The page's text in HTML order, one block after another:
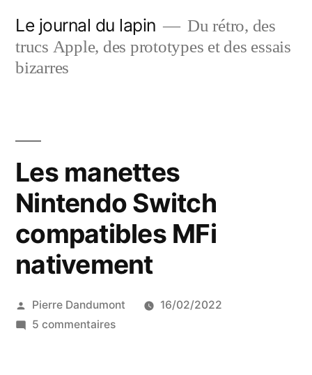
contenu
Le journal du lapin
Du rétro, des
trucs Apple, des prototypes et des essais
bizarres
Les manettes
Nintendo Switch
compatibles MFi
nativement
Publié
par
Pierre Dandumont
16/02/2022
5 commentairessur